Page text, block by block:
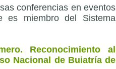
conferencias en eventos
es miembro del Sistema
Reconocimiento al
Nacional de Buiatría de